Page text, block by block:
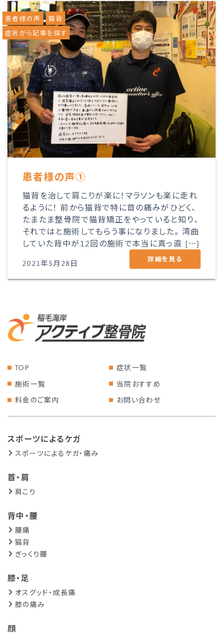
患者様の声①
猫背を治して肩こりが楽に！マラソンも楽に走れ
るように！ 前から猫背で特に首の痛みがひどく、
たまたま整骨院で猫背矯正をやっていると知り、
それではと施術してもらう事になりました。 湾曲
していた背中が12回の施術で本当に真っ直 […]
2021年5月28日 詳細を見る
患者様の声
猫背
症状から記事を探す
TOP
症状一覧
施術一覧
当院おすすめ
料金のご案内
お問い合わせ
スポーツによるケガ
スポーツによるケガ・痛み
首・肩
肩こり
背中・腰
腰痛
猫背
ぎっくり腰
膝・足
オスグッド・成長痛
膝の痛み
顔